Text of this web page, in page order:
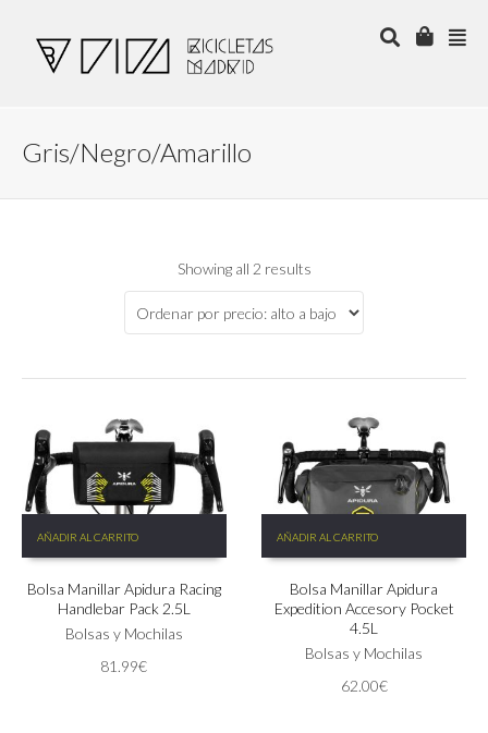
Gris/Negro/Amarillo
Showing all 2 results
AÑADIR AL CARRITO
Bolsa Manillar Apidura Racing
Handlebar Pack 2.5L
Bolsas y Mochilas
81.99€
AÑADIR AL CARRITO
Bolsa Manillar Apidura
Expedition Accesory Pocket
4.5L
Bolsas y Mochilas
62.00€